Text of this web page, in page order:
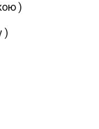
)
)